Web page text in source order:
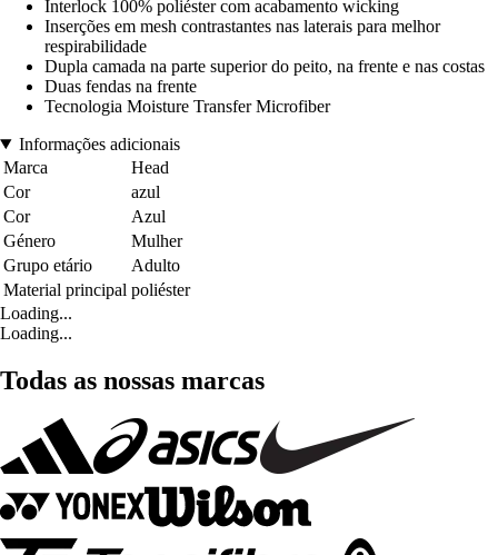
Interlock 100% poliéster com acabamento wicking
Inserções em mesh contrastantes nas laterais para melhor
respirabilidade
Dupla camada na parte superior do peito, na frente e nas costas
Duas fendas na frente
Tecnologia Moisture Transfer Microfiber
Informações adicionais
Marca
Head
Cor
azul
Cor
Azul
Género
Mulher
Grupo etário
Adulto
Material principal poliéster
Loading...
Loading...
Todas as nossas marcas